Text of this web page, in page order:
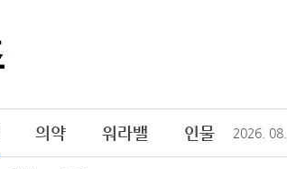
의약 워라밸 인물 2026 08